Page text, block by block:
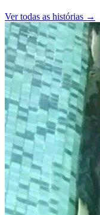
Ver todas as histórias →